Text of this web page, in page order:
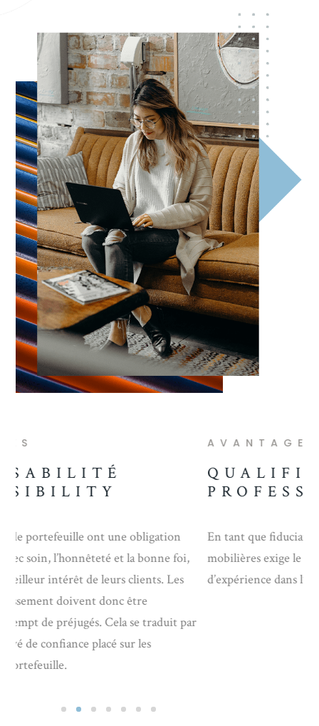
AVANTAGES
QUALIFICATIONS
PROFESSIONNELLES
En tant que fiduciaires, réglementation des valeurs
mobilières exige le plus haut niveau d’éducation et
d’expérience dans l’industrie du placement.